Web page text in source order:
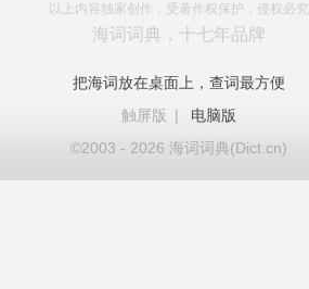
以上内容独家创作，受著作权保护，侵权必究
海词词典，十七年品牌
把海词放在桌面上，查词最方便
触屏版
|
电脑版
©2003 - 2026 海词词典(Dict.cn)